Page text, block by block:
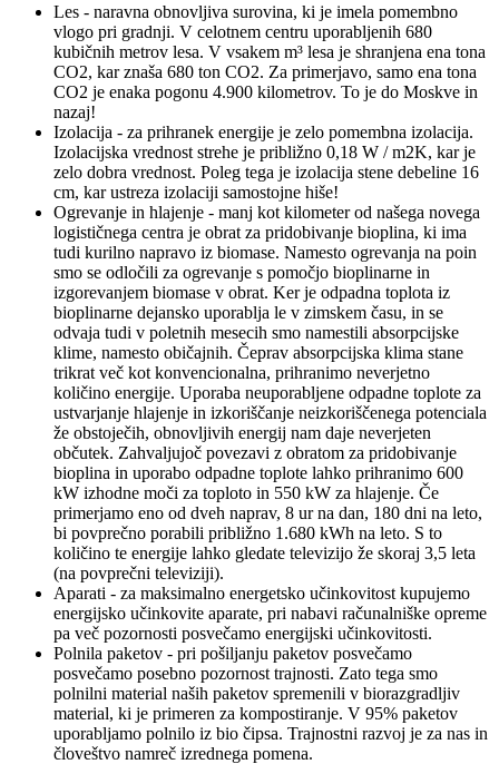
Les - naravna obnovljiva surovina, ki je imela pomembno
vlogo pri gradnji. V celotnem centru uporabljenih 680
kubičnih metrov lesa. V vsakem m³ lesa je shranjena ena tona
CO2, kar znaša 680 ton CO2. Za primerjavo, samo ena tona
CO2 je enaka pogonu 4.900 kilometrov. To je do Moskve in
nazaj!
Izolacija - za prihranek energije je zelo pomembna izolacija.
Izolacijska vrednost strehe je približno 0,18 W / m2K, kar je
zelo dobra vrednost. Poleg tega je izolacija stene debeline 16
cm, kar ustreza izolaciji samostojne hiše!
Ogrevanje in hlajenje - manj kot kilometer od našega novega
logističnega centra je obrat za pridobivanje bioplina, ki ima
tudi kurilno napravo iz biomase. Namesto ogrevanja na poin
smo se odločili za ogrevanje s pomočjo bioplinarne in
izgorevanjem biomase v obrat. Ker je odpadna toplota iz
bioplinarne dejansko uporablja le v zimskem času, in se
odvaja tudi v poletnih mesecih smo namestili absorpcijske
klime, namesto običajnih. Čeprav absorpcijska klima stane
trikrat več kot konvencionalna, prihranimo neverjetno
količino energije. Uporaba neuporabljene odpadne toplote za
ustvarjanje hlajenje in izkoriščanje neizkoriščenega potenciala
že obstoječih, obnovljivih energij nam daje neverjeten
občutek. Zahvaljujoč povezavi z obratom za pridobivanje
bioplina in uporabo odpadne toplote lahko prihranimo 600
kW izhodne moči za toploto in 550 kW za hlajenje. Če
primerjamo eno od dveh naprav, 8 ur na dan, 180 dni na leto,
bi povprečno porabili približno 1.680 kWh na leto. S to
količino te energije lahko gledate televizijo že skoraj 3,5 leta
(na povprečni televiziji).
Aparati - za maksimalno energetsko učinkovitost kupujemo
energijsko učinkovite aparate, pri nabavi računalniške opreme
pa več pozornosti posvečamo energijski učinkovitosti.
Polnila paketov - pri pošiljanju paketov posvečamo
posvečamo posebno pozornost trajnosti. Zato tega smo
polnilni material naših paketov spremenili v biorazgradljiv
material, ki je primeren za kompostiranje. V 95% paketov
uporabljamo polnilo iz bio čipsa. Trajnostni razvoj je za nas in
človeštvo namreč izrednega pomena.